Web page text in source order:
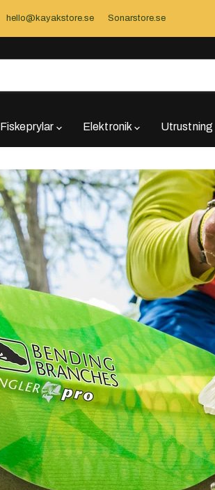
hello@kayakstore.se Sonarstore.se
Fiskeprylar Elektronik Utrustning